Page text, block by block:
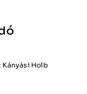
Holb